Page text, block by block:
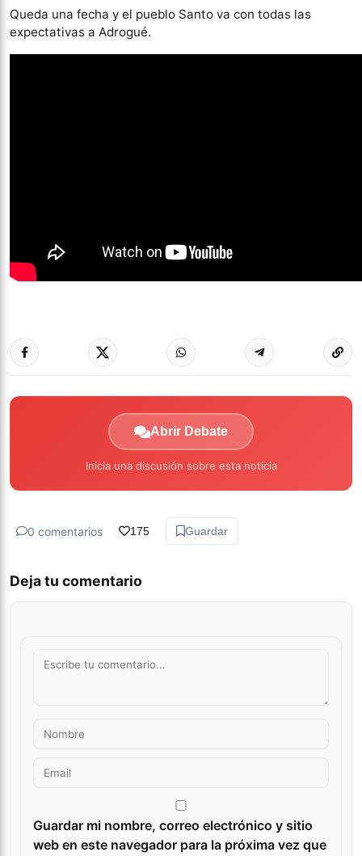
Queda una fecha y el pueblo Santo va con todas las
expectativas a Adrogué.
Abrir Debate
Inicia una discusión sobre esta noticia
0 comentarios 175 Guardar
Deja tu comentario
Guardar mi nombre, correo electrónico y sitio
web en este navegador para la próxima vez que